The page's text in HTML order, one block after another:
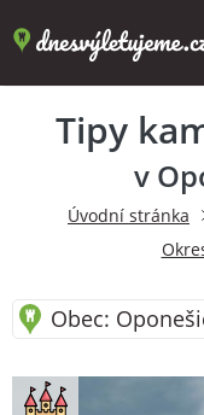
Tipy
v
Úvodní stránka
Obec: